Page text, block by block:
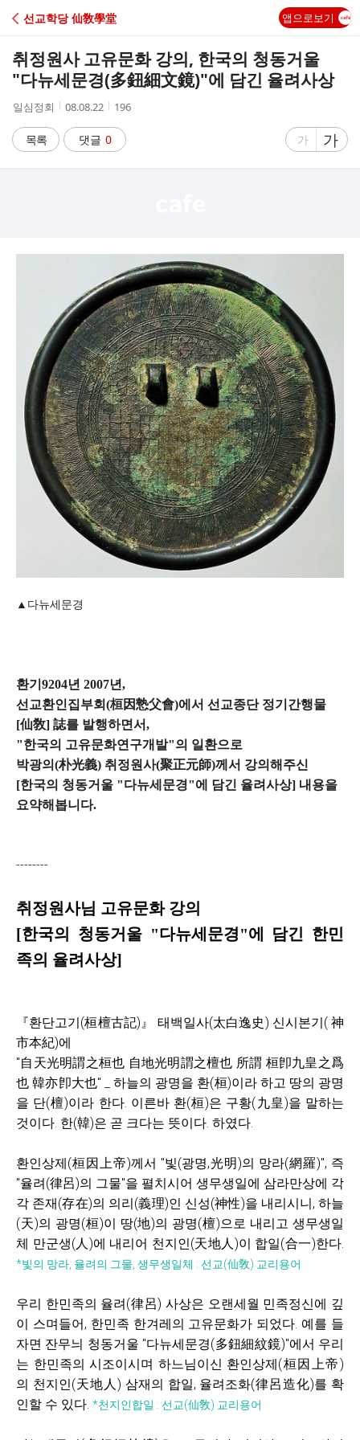
C
A
선교학당 仙敎學堂 앱으로보기
취정원사 고유문화 강의, 한국의 청동거울
"다뉴세문경(多鈕細文鏡)"에 담긴 율려사상
작
자
일심정회
작
시
간
08.08.22
조
수
196
목록 댓글 0
글
게
가
글
자
게
가
▲다뉴세문경
환기9204년 2007년,
선교환인집부회(桓因慹父會)에서 선교종단 정기간행물
[仙敎] 誌를 발행하면서,
"한국의 고유문화연구개발"의 일환으로
박광의(朴光義) 취정원사(聚正元師)께서 강의해주신
[한국의 청동거울 "다뉴세문경"에 담긴 율려사상] 내용을
요약해봅니다.
--------
취정원사님 고유문화 강의
[한국의 청동거울 "다뉴세문경"에 담긴 한민
족의 율려사상]
『환단고기(桓檀古記)』 태백일사(太白逸史) 신시본기( 神
市本紀)에
"自天光明謂之桓也 自地光明謂之檀也 所謂 桓卽九皇之爲
也 韓亦卽大也" _ 하늘의 광명을 환(桓)이라 하고 땅의 광명
을 단(檀)이라 한다. 이른바 환(桓)은 구황(九皇)을 말하는
것이다. 한(韓)은 곧 크다는 뜻이다. 하였다.
환인상제(桓因上帝)께서 "빛(광명,光明)의 망라(網羅)", 즉
"율려(律呂)의 그물"을 펼치시어 생무생일에 삼라만상에 각
각 존재(存在)의 의리(義理)인 신성(神性)을 내리시니, 하늘
(天)의 광명(桓)이 땅(地)의 광명(檀)으로 내리고 생무생일
체 만군생(人)에 내리어 천지인(天地人)이 합일(合一)한다.
*빛의 망라, 율려의 그물, 생무생일체 : 선교(仙敎) 교리용어
우리 한민족의 율려(律呂)사상은 오랜세월 민족정신에 깊
이 스며들어, 한민족 한겨레의 고유문화가 되었다. 예를 들
자면 잔무늬 청동거울 "다뉴세문경(多鈕細紋鏡)"에서 우리
는 한민족의 시조이시며 하느님이신 환인상제(桓因上帝)
의 천지인(天地人) 삼재의 합일, 율려조화(律呂造化)를 확
인할 수 있다. *천지인합일 : 선교(仙敎) 교리용어